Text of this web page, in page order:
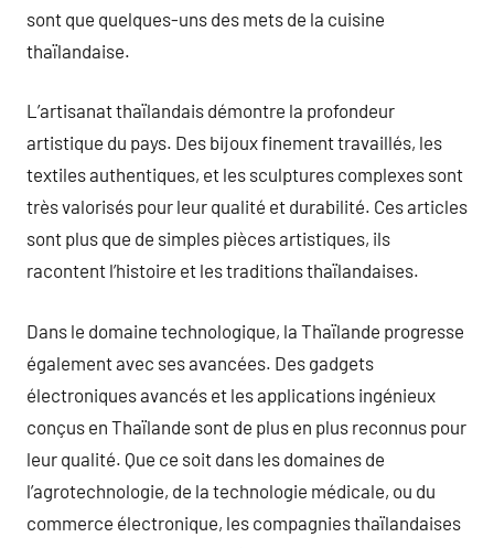
sont que quelques-uns des mets de la cuisine
thaïlandaise.
L’artisanat thaïlandais démontre la profondeur
artistique du pays. Des bijoux finement travaillés, les
textiles authentiques, et les sculptures complexes sont
très valorisés pour leur qualité et durabilité. Ces articles
sont plus que de simples pièces artistiques, ils
racontent l’histoire et les traditions thaïlandaises.
Dans le domaine technologique, la Thaïlande progresse
également avec ses avancées. Des gadgets
électroniques avancés et les applications ingénieux
conçus en Thaïlande sont de plus en plus reconnus pour
leur qualité. Que ce soit dans les domaines de
l’agrotechnologie, de la technologie médicale, ou du
commerce électronique, les compagnies thaïlandaises